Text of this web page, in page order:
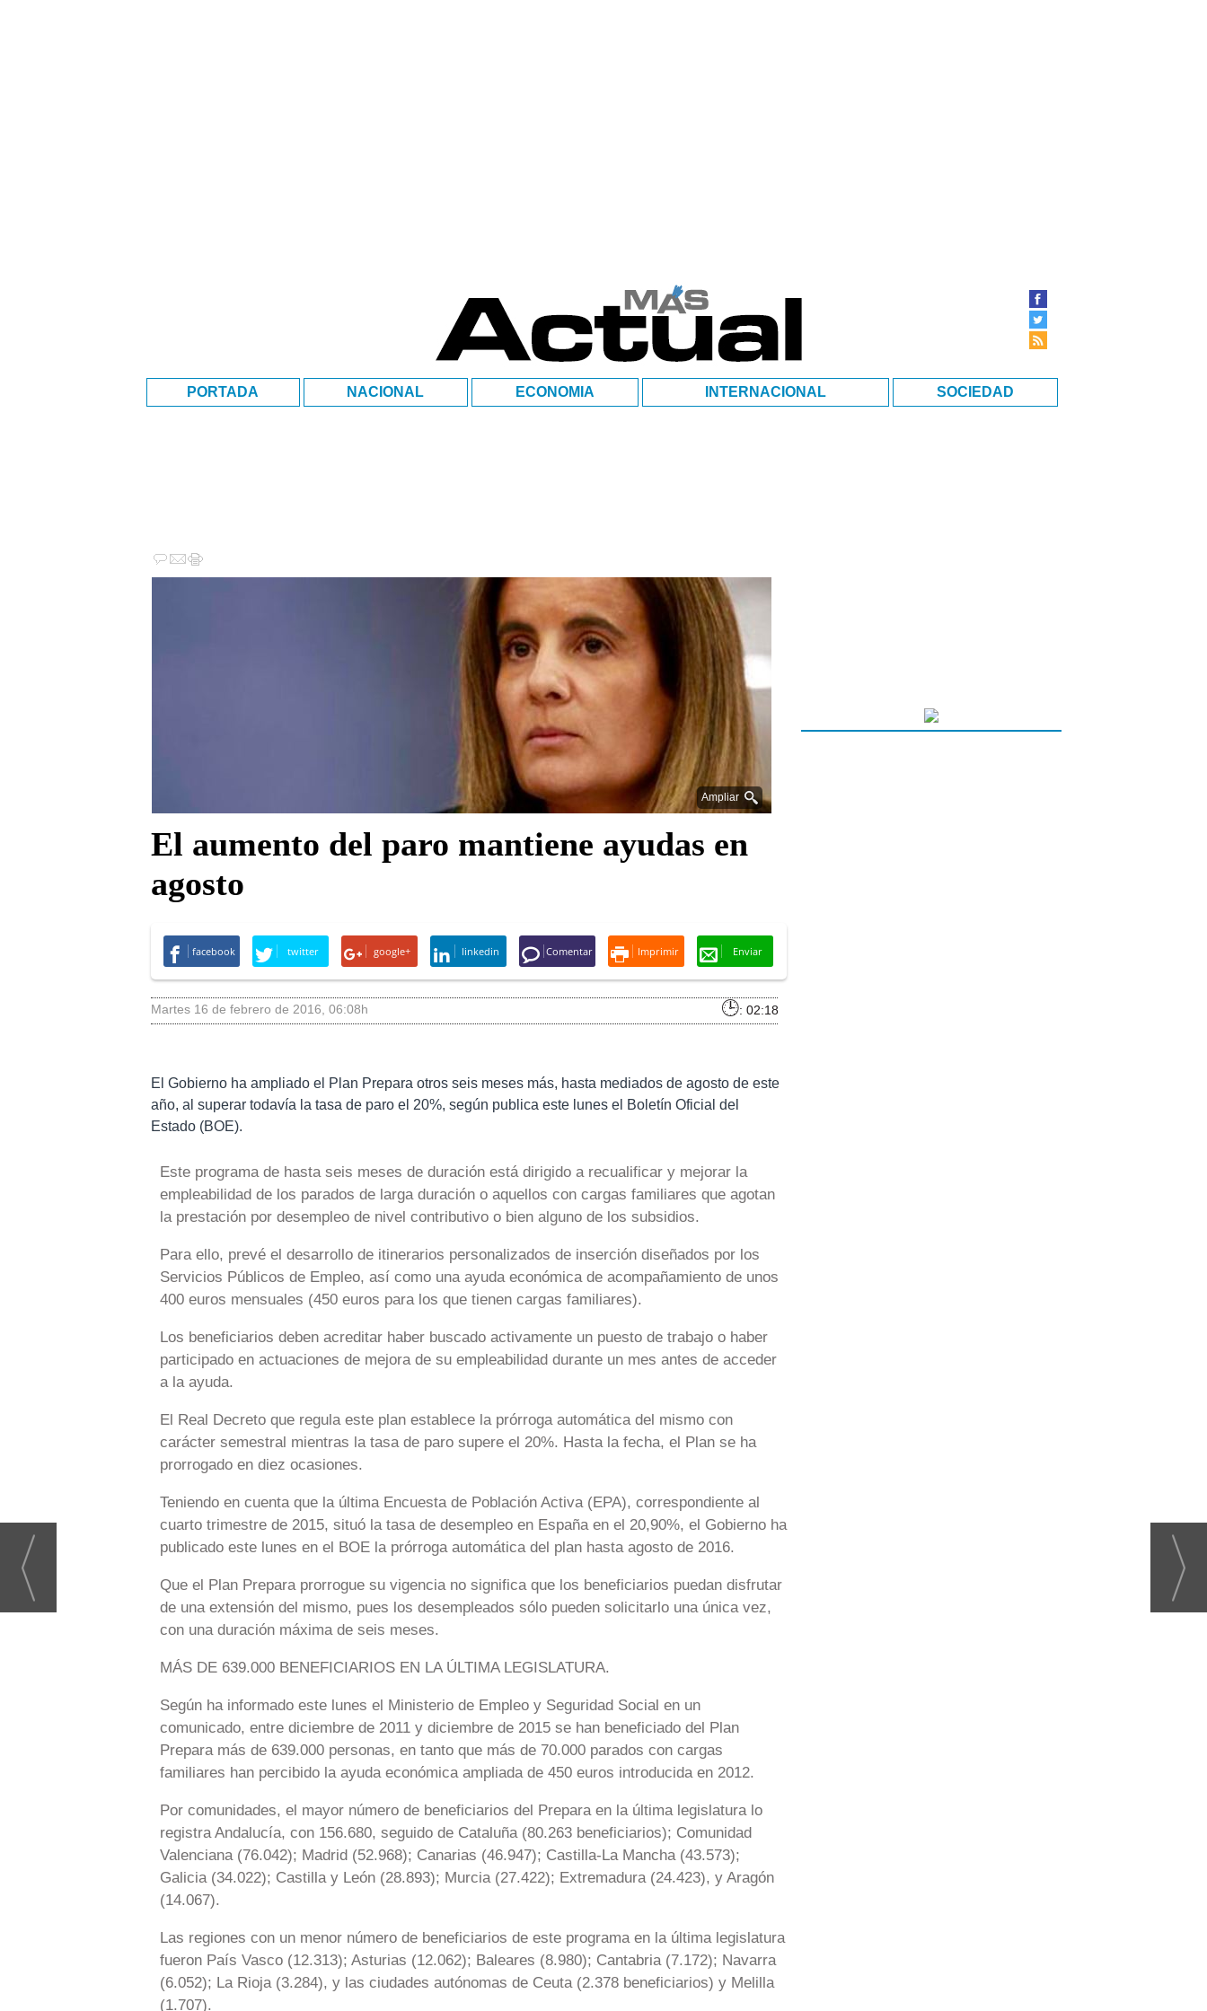
PORTADA NACIONAL ECONOMIA INTERNACIONAL SOCIEDAD
Ampliar
El aumento del paro mantiene ayudas en
agosto
facebook twitter google+ linkedin Comentar Imprimir Enviar
martes 16 de febrero de 2016 06:08h : 02:18
El Gobierno ha ampliado el Plan Prepara otros seis meses más, hasta mediados de agosto de este
año, al superar todavía la tasa de paro el 20%, según publica este lunes el Boletín Oficial del
Estado (BOE).
Este programa de hasta seis meses de duración está dirigido a recualificar y mejorar la
empleabilidad de los parados de larga duración o aquellos con cargas familiares que agotan
la prestación por desempleo de nivel contributivo o bien alguno de los subsidios.
Para ello, prevé el desarrollo de itinerarios personalizados de inserción diseñados por los
Servicios Públicos de Empleo, así como una ayuda económica de acompañamiento de unos
400 euros mensuales (450 euros para los que tienen cargas familiares).
Los beneficiarios deben acreditar haber buscado activamente un puesto de trabajo o haber
participado en actuaciones de mejora de su empleabilidad durante un mes antes de acceder
a la ayuda.
El Real Decreto que regula este plan establece la prórroga automática del mismo con
carácter semestral mientras la tasa de paro supere el 20%. Hasta la fecha, el Plan se ha
prorrogado en diez ocasiones.
Teniendo en cuenta que la última Encuesta de Población Activa (EPA), correspondiente al
cuarto trimestre de 2015, situó la tasa de desempleo en España en el 20,90%, el Gobierno ha
publicado este lunes en el BOE la prórroga automática del plan hasta agosto de 2016.
Que el Plan Prepara prorrogue su vigencia no significa que los beneficiarios puedan disfrutar
de una extensión del mismo, pues los desempleados sólo pueden solicitarlo una única vez,
con una duración máxima de seis meses.
MÁS DE 639.000 BENEFICIARIOS EN LA ÚLTIMA LEGISLATURA.
Según ha informado este lunes el Ministerio de Empleo y Seguridad Social en un
comunicado, entre diciembre de 2011 y diciembre de 2015 se han beneficiado del Plan
Prepara más de 639.000 personas, en tanto que más de 70.000 parados con cargas
familiares han percibido la ayuda económica ampliada de 450 euros introducida en 2012.
Por comunidades, el mayor número de beneficiarios del Prepara en la última legislatura lo
registra Andalucía, con 156.680, seguido de Cataluña (80.263 beneficiarios); Comunidad
Valenciana (76.042); Madrid (52.968); Canarias (46.947); Castilla-La Mancha (43.573);
Galicia (34.022); Castilla y León (28.893); Murcia (27.422); Extremadura (24.423), y Aragón
(14.067).
Las regiones con un menor número de beneficiarios de este programa en la última legislatura
fueron País Vasco (12.313); Asturias (12.062); Baleares (8.980); Cantabria (7.172); Navarra
(6.052); La Rioja (3.284), y las ciudades autónomas de Ceuta (2.378 beneficiarios) y Melilla
(1.707).